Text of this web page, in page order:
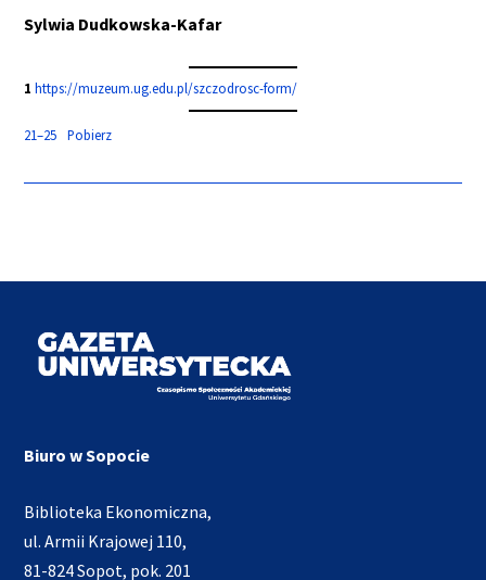
Sylwia Dudkowska-Kafar
1 https://muzeum.ug.edu.pl/szczodrosc-form/
21–25 Pobierz
Biuro w Sopocie
Biblioteka Ekonomiczna,
ul. Armii Krajowej 110,
81-824 Sopot, pok. 201